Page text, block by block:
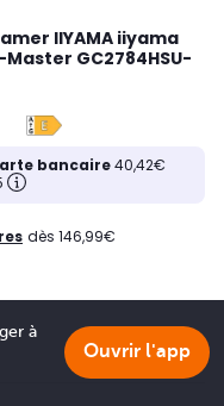
IIYAMA iiyama
Master GC2784HSU-
bancaire40,42€
dès 146,99€
à
Ouvrir l'app